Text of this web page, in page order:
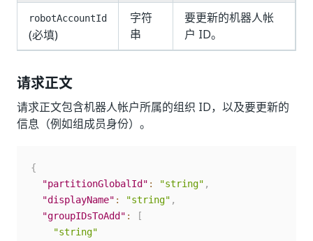
robotAccountId
(必填)
字符
串
要更新的机器人帐
户 ID。
请求正文
请求正文包含机器人帐户所属的组织 ID，以及要更新的
信息（例如组成员身份）。
{
"partitionGlobalId" : "string" ,
"displayName" : "string" ,
"groupIDsToAdd" :
[
"string"